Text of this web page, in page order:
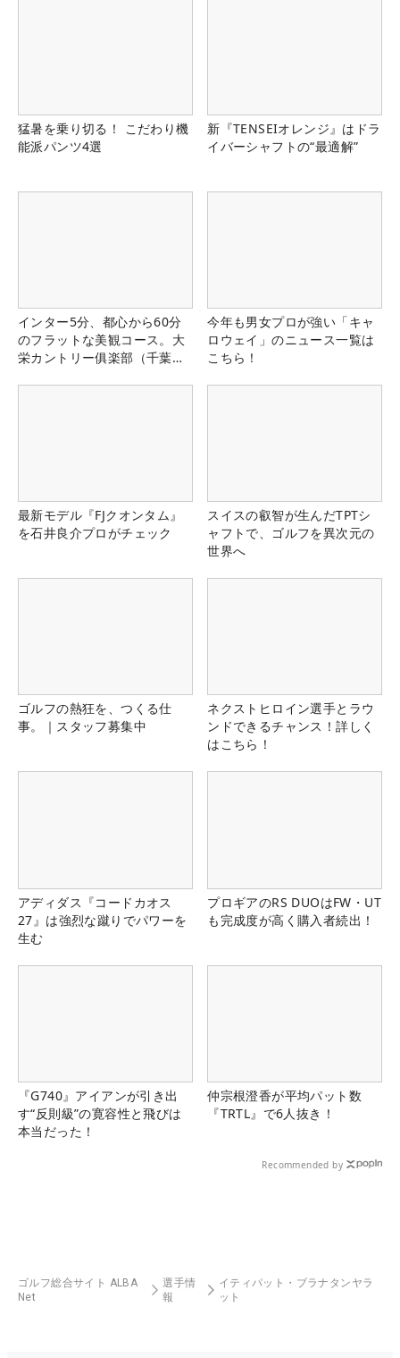
猛暑を乗り切る！ こだわり機
能派パンツ4選
新『TENSEIオレンジ』はドラ
イバーシャフトの“最適解”
インター5分、都心から60分
のフラットな美観コース。大
栄カントリー俱楽部（千葉
今年も男女プロが強い「キャ
ロウェイ」のニュース一覧は
こちら！
最新モデル『FJクオンタム』
を石井良介プロがチェック
スイスの叡智が生んだTPTシ
ャフトで、ゴルフを異次元の
世界へ
ゴルフの熱狂を、つくる仕
事。｜スタッフ募集中
ネクストヒロイン選手とラウ
ンドできるチャンス！詳しく
はこちら！
アディダス『コードカオス
27』は強烈な蹴りでパワーを
生む
プロギアのRS DUOはFW・UT
も完成度が高く購入者続出！
『G740』アイアンが引き出
す“反則級”の寛容性と飛びは
本当だった！
仲宗根澄香が平均パット数
『TRTL』で6人抜き！
Recommended by
ゴルフ総合サイト ALBA
Net
選手情
報
イティパット・ブラナタンヤラ
ット